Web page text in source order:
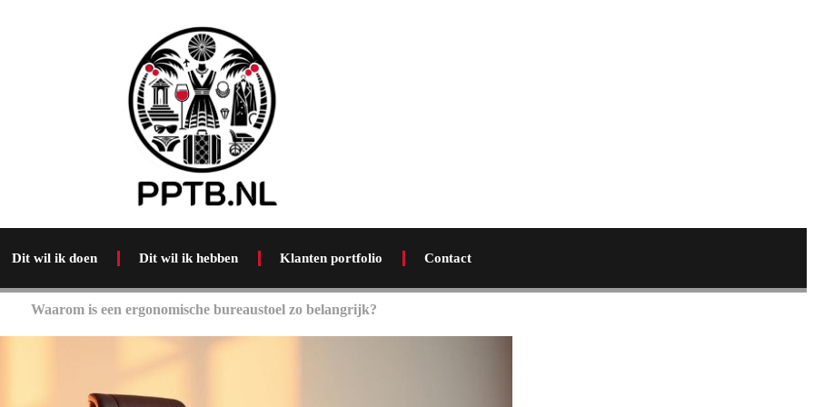
Dit wil ik doen Dit wil ik hebben Klanten portfolio Contact
Waarom is een ergonomische bureaustoel zo belangrijk?